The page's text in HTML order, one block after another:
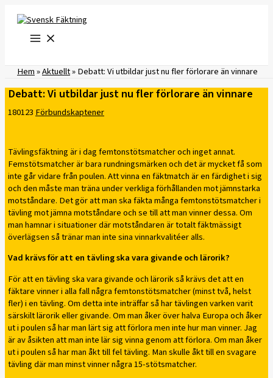
innehåll
Hem»Aktuellt»Debatt: Vi utbildar just nu fler förlorare än vinnare
Debatt: Vi utbildar just nu fler förlorare än vinnare
180123Förbundskaptener
Tävlingsfäktning är i dag femtonstötsmatcher och inget annat.
Femstötsmatcher är bara rundningsmärken och det är mycket få som
inte går vidare från poulen. Att vinna en fäktmatch är en färdighet i sig
och den måste man träna under verkliga förhållanden mot jämnstarka
motståndare. Det gör att man ska fäkta många femtonstötsmatcher i
tävling mot jämna motståndare och se till att man vinner dessa. Om
man hamnar i situationer där motståndaren är totalt fäktmässigt
överlägsen så tränar man inte sina vinnarkvalitéer alls.
Vad krävs för att en tävling ska vara givande och lärorik?
För att en tävling ska vara givande och lärorik så krävs det att en
fäktare vinner i alla fall några femtonstötsmatcher (minst två, helst
fler) i en tävling. Om detta inte inträffar så har tävlingen varken varit
särskilt lärorik eller givande. Om man åker över halva Europa och åker
ut i poulen så har man lärt sig att förlora men inte hur man vinner. Jag
är av åsikten att man inte lär sig vinna genom att förlora. Om man åker
ut i poulen så har man åkt till fel tävling. Man skulle åkt till en svagare
tävling där man minst vinner några 15-stötsmatcher.